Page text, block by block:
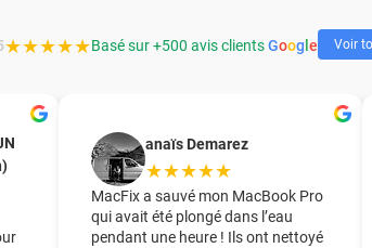
★★★★★Basé sur +500 avis clientsGoog e Voir
anaïs Demarez
★★★★★
MacFix a sauvé mon MacBook Pro
qui avait été plongé dans l’eau
pendant une heure ! Ils ont nettoyé